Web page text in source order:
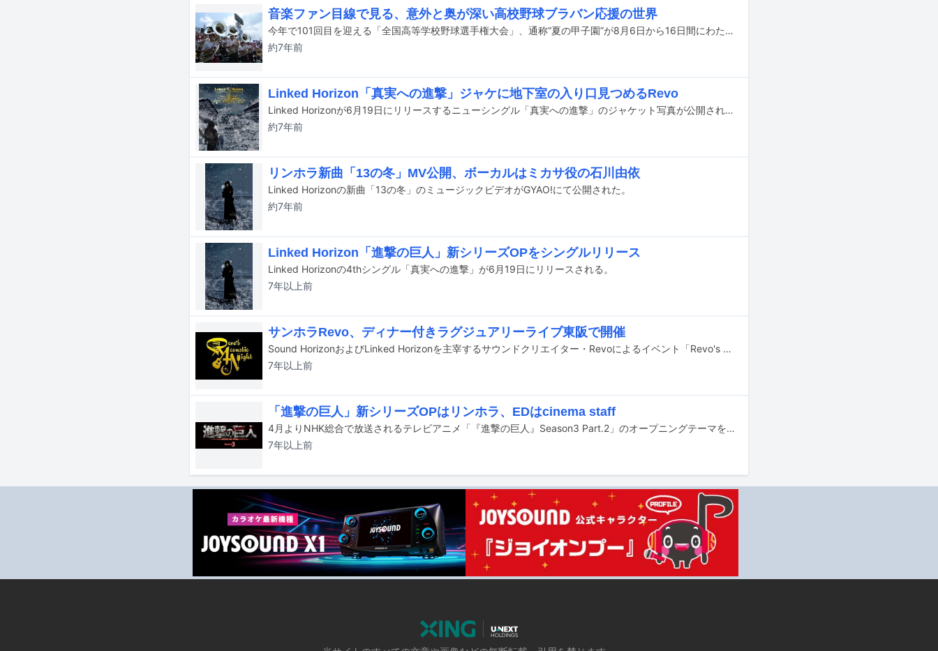
音楽ファン目線で見る、意外と奥が深い高校野球ブラバン応援の世界
今年で101回目を迎える「全国高等学校野球選手権大会」、通称“夏の甲子園”が8月6日から16日間にわたって兵庫・阪神甲子園球場で開催される。全国の野球部の頂点を決するこの大会は、切磋琢磨してきた球児たちはもちろん、熱気あふれる応援を演出する吹奏楽部にとっても晴れの舞台だ。本稿では甲子園におけるもう1つの主役とも言えるブラバンに焦点を当て、その音楽的な魅力について解説していく。多くの人々がイメージする定番曲とはひと味違った近年の選曲のトレンド、ブラバン視点での注目校などについてまとめ、“音楽ファン向けのブラバン応援最新事情”を紹介しよう。野球観戦に興味がないという人も、これを読めば今年の夏は甲子園を楽しめるかも？
約7年前
Linked Horizon「真実への進撃」ジャケに地下室の入り口見つめるRevo
Linked Horizonが6月19日にリリースするニューシングル「真実への進撃」のジャケット写真が公開された。
約7年前
リンホラ新曲「13の冬」MV公開、ボーカルはミカサ役の石川由依
Linked Horizonの新曲「13の冬」のミュージックビデオがGYAO!にて公開された。
約7年前
Linked Horizon「進撃の巨人」新シリーズOPをシングルリリース
Linked Horizonの4thシングル「真実への進撃」が6月19日にリリースされる。
7年以上前
サンホラRevo、ディナー付きラグジュアリーライブ東阪で開催
Sound HorizonおよびLinked Horizonを主宰するサウンドクリエイター・Revoによるイベント「Revo's Acoustic Night」が、4月27～29日に東京・グランドプリンスホテル新高輪、5月2日に大阪・ホテルニューオータニ大阪で開催される。
7年以上前
「進撃の巨人」新シリーズOPはリンホラ、EDはcinema staff
4月よりNHK総合で放送されるテレビアニメ「『進撃の巨人』Season3 Part.2」のオープニングテーマをLinked Horizonが、エンディングテーマをcinema staffが担当する。
7年以上前